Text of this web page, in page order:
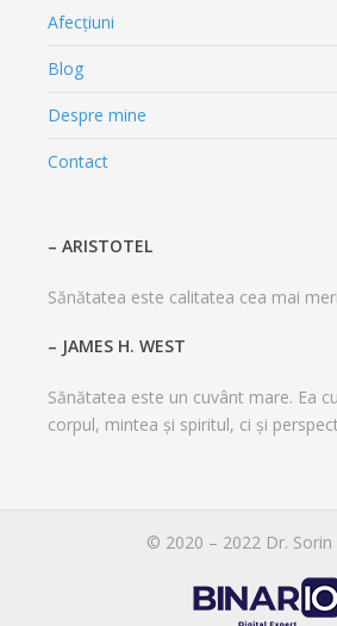
Afecțiuni
Blog
Despre mine
Contact
– ARISTOTEL
Sănătatea este calitatea cea mai
– JAMES H. WEST
Sănătatea este un cuvânt mare. Ea
corpul, mintea și spiritul, ci și
© 2020 – 2022 Dr. Sorin